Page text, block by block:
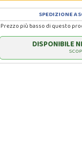
SPEDIZIONE A
Prezzo più basso di questo
DISPONIBILE